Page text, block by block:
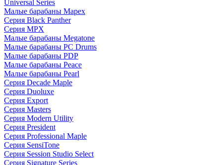
Universal Series
Малые барабаны Mapex
Серия Black Panther
Серия MPX
Малые барабаны Megatone
Малые барабаны PC Drums
Малые барабаны PDP
Малые барабаны Peace
Малые барабаны Pearl
Серия Decade Maple
Серия Duoluxe
Серия Export
Серия Masters
Серия Modern Utility
Серия President
Серия Professional Maple
Серия SensiTone
Серия Session Studio Select
Серия Signature Series